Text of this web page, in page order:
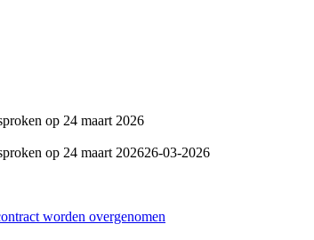
op 24 maart 2026
op 24 maart 202626-03-2026
worden overgenomen